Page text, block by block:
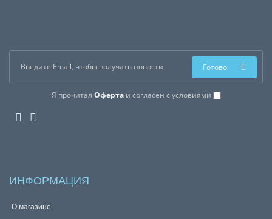
Я прочитал Офертаи согласен с условиями
Готово
ИНФОРМАЦИЯ
О магазине